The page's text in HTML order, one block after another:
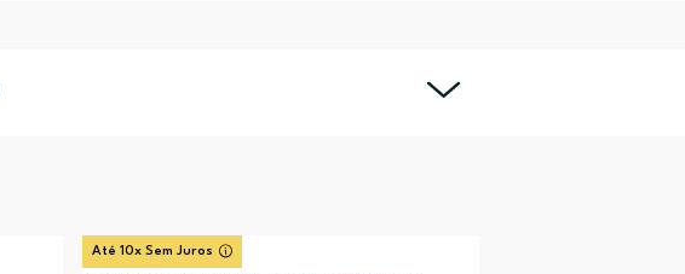
Até 10x Sem Juros